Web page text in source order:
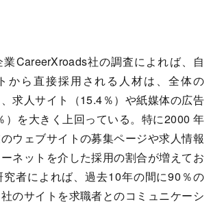
CareerXroads社の調査によれば、自
から直接採用される人材は、全体の
求人サイト（15.4％）や紙媒体の広告
）を大きく上回っている。特に2000 年
ウェブサイトの募集ページや求人情報
ネットを介した採用の割合が増えてお
究者によれば、過去10年の間に90％の
のサイトを求職者とのコミュニケーシ